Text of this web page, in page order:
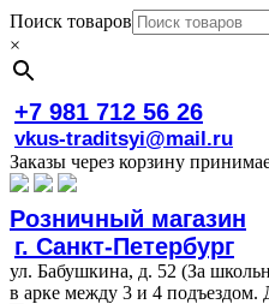
Поиск товаров
×
+7 981 712 56 26
vkus-traditsyi@mail.ru
Заказы через корзину
Розничный магазин
г. Санкт-Петербург
ул. Бабушкина, д. 52 (За
в арке между 3 и 4